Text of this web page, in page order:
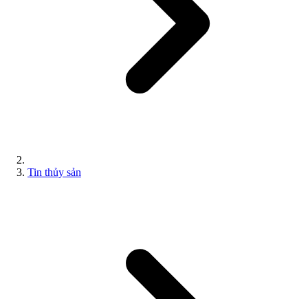
Tin thủy sản